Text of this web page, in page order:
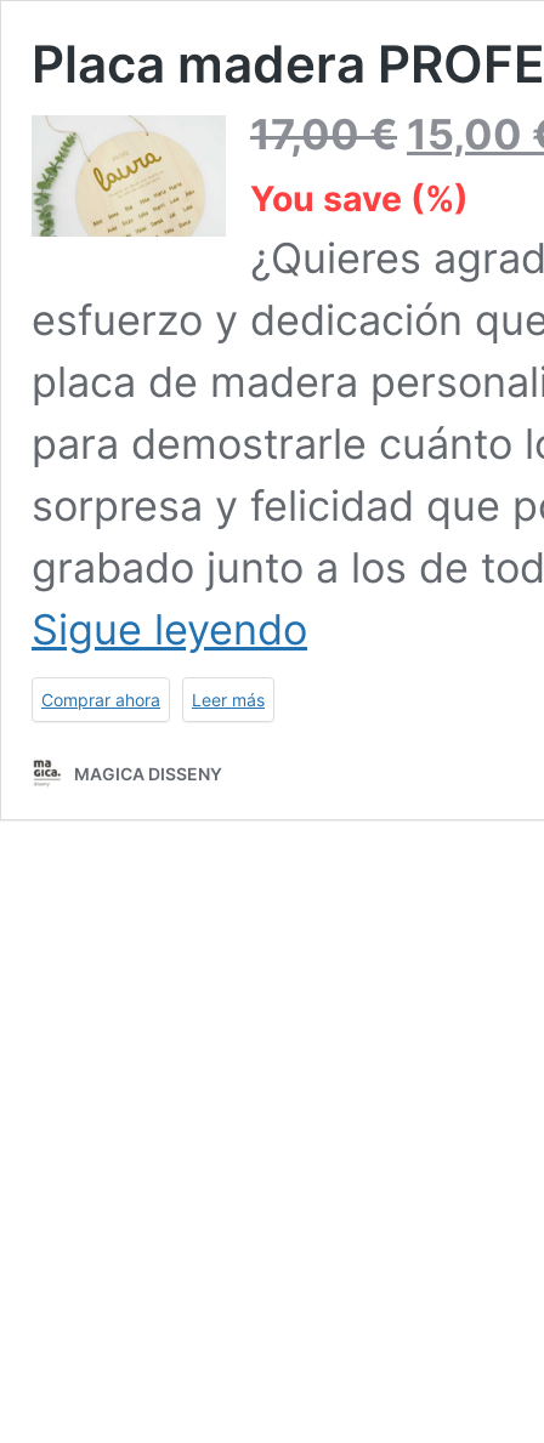
Placa madera
17,00€
El
precio
era:
17,00 €.
15,00
You save (%)
¿Quieres
esfuerzo y dedicación
placa de madera
para demostrarle cuánto
sorpresa y felicidad que
grabado junto a los de
Sigue leyendo
Comprar ahora Leer más
MAGICA DISSENY